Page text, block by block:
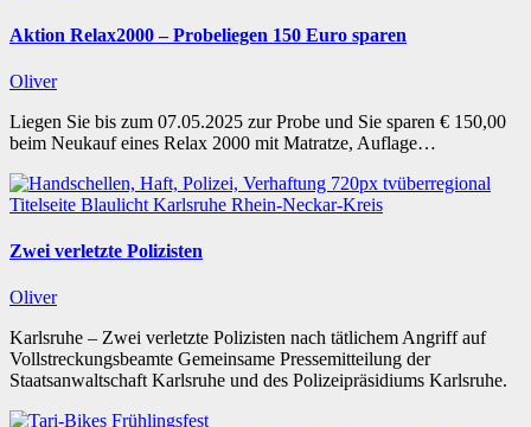
Aktion Relax2000 – Probeliegen 150 Euro sparen
Oliver
Liegen Sie bis zum 07.05.2025 zur Probe und Sie sparen € 150,00
beim Neukauf eines Relax 2000 mit Matratze, Auflage…
Titelseite Blaulicht Karlsruhe Rhein-Neckar-Kreis
Zwei verletzte Polizisten
Oliver
Karlsruhe – Zwei verletzte Polizisten nach tätlichem Angriff auf
Vollstreckungsbeamte Gemeinsame Pressemitteilung der
Staatsanwaltschaft Karlsruhe und des Polizeipräsidiums Karlsruhe.